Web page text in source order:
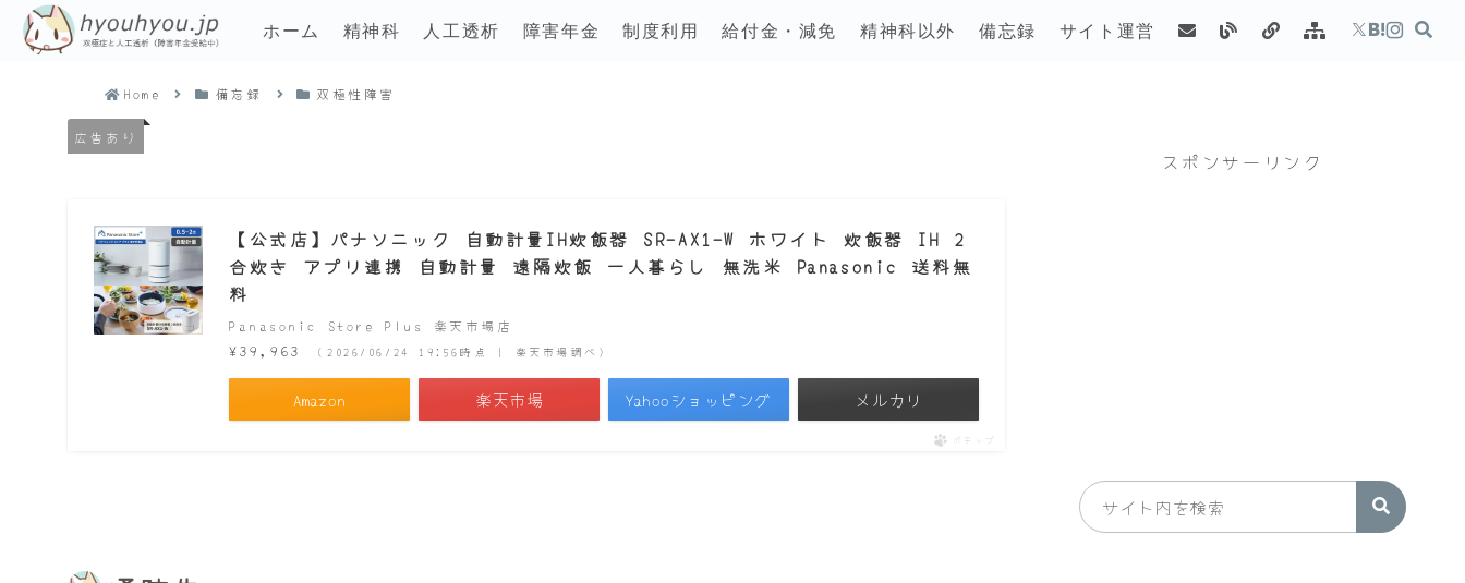
ホーム 精神科 人工透析 障害年金 制度利用 給付金・減免 精神科以外 備忘録 サイト運営
Home 備忘録 双極性障害
広告あり
【公式店】パナソニック 自動計量IH炊飯器 SR-AX1-W ホワイト 炊飯器 IH 2
合炊き アプリ連携 自動計量 遠隔炊飯 一人暮らし 無洗米 Panasonic 送料無
料
Panasonic Store Plus 楽天市場店
¥39,963 （2026/06/24 19:56時点 | 楽天市場調べ）
Amazon 楽天市場 Yahooショッピング メルカリ
ポチップ
スポンサーリンク